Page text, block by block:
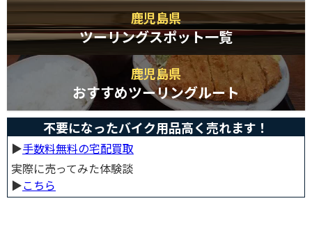
鹿児島県
ツーリングスポット一覧
鹿児島県
おすすめツーリングルート
不要になったバイク用品高く売れます！
▶︎手数料無料の宅配買取
実際に売ってみた体験談
▶︎こちら